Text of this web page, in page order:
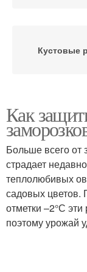
Кустовые
Как
Больше всего от
страдает
теплолюбивых
садовых цветов.
отметки –2°С
поэтому урожай